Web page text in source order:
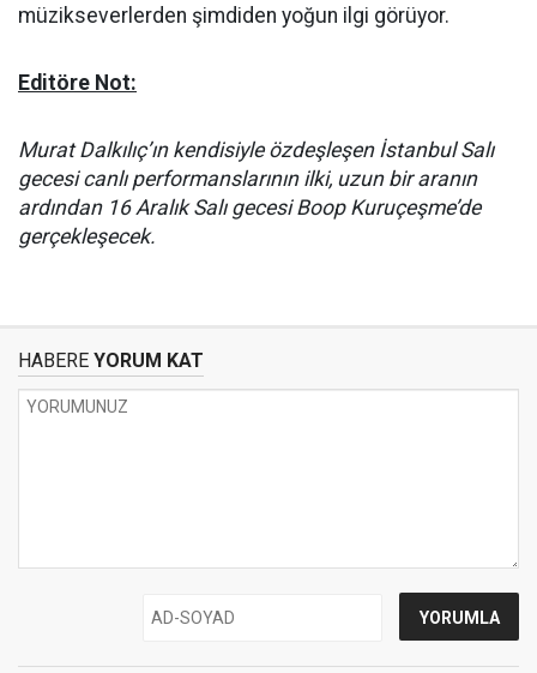
müzikseverlerden şimdiden yoğun ilgi görüyor.
Editöre Not:
Murat Dalkılıç’ın kendisiyle özdeşleşen İstanbul Salı
gecesi canlı performanslarının ilki, uzun bir aranın
ardından 16 Aralık Salı gecesi Boop Kuruçeşme’de
gerçekleşecek.
HABERE YORUM KAT